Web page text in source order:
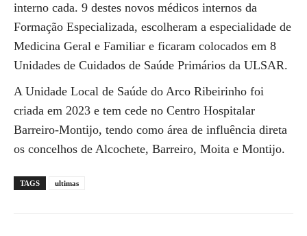
interno cada. 9 destes novos médicos internos da
Formação Especializada, escolheram a especialidade de
Medicina Geral e Familiar e ficaram colocados em 8
Unidades de Cuidados de Saúde Primários da ULSAR.
A Unidade Local de Saúde do Arco Ribeirinho foi
criada em 2023 e tem cede no Centro Hospitalar
Barreiro-Montijo, tendo como área de influência direta
os concelhos de Alcochete, Barreiro, Moita e Montijo.
TAGS ultimas